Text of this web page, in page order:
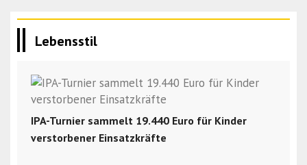
Lebensstil
IPA-Turnier sammelt 19.440 Euro für Kinder
verstorbener Einsatzkräfte